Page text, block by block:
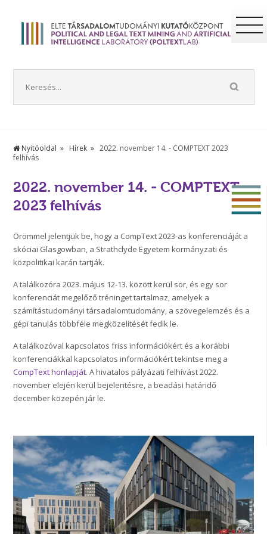
Nyitóoldal Hírek
2022. november 14. - COMPTEXT 2023
felhívás
2022. november 14. - COMPTEXT
2023 felhívás
Örömmel jelentjük be, hogy a CompText 2023-as konferenciáját a
skóciai Glasgowban, a Strathclyde Egyetem kormányzati és
közpolitikai karán tartják.
A találkozóra 2023. május 12-13. között kerül sor, és egy sor
konferenciát megelőző tréninget tartalmaz, amelyek a
számítástudományi társadalomtudomány, a szövegelemzés és a
gépi tanulás többféle megközelítését fedik le.
A találkozóval kapcsolatos friss információkért és a korábbi
konferenciákkal kapcsolatos információkért tekintse meg a
CompText honlapját. A hivatalos pályázati felhívást 2022.
november elején kerül bejelentésre, a beadási határidő
december közepén jár le.